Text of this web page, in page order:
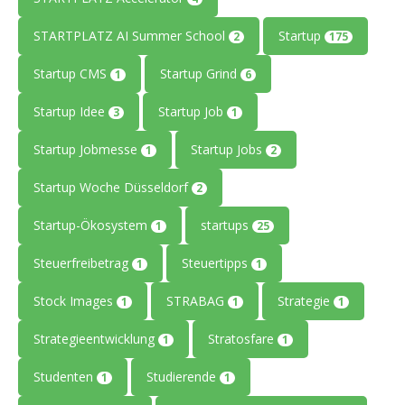
STARTPLATZ AI Summer School 2 Startup 175
Startup CMS 1 Startup Grind 6
Startup Idee 3 Startup Job 1
Startup Jobmesse 1 Startup Jobs 2
Startup Woche Düsseldorf 2
Startup-Ökosystem 1 startups 25
Steuerfreibetrag 1 Steuertipps 1
Stock Images 1 STRABAG 1 Strategie 1
Strategieentwicklung 1 Stratosfare 1
Studenten 1 Studierende 1